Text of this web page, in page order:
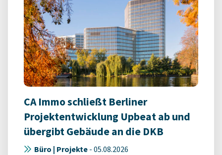
CA Immo schließt Berliner
Projektentwicklung Upbeat ab und
übergibt Gebäude an die DKB
Büro | Projekte - 05.08.2026